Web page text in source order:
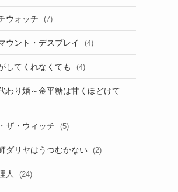
ウォッチ (7)
ウント・デスプレイ (4)
してくれなくても (4)
わり婚～金平糖は甘くほどけて
ザ・ウィッチ (5)
ダリヤはうつむかない (2)
人 (24)